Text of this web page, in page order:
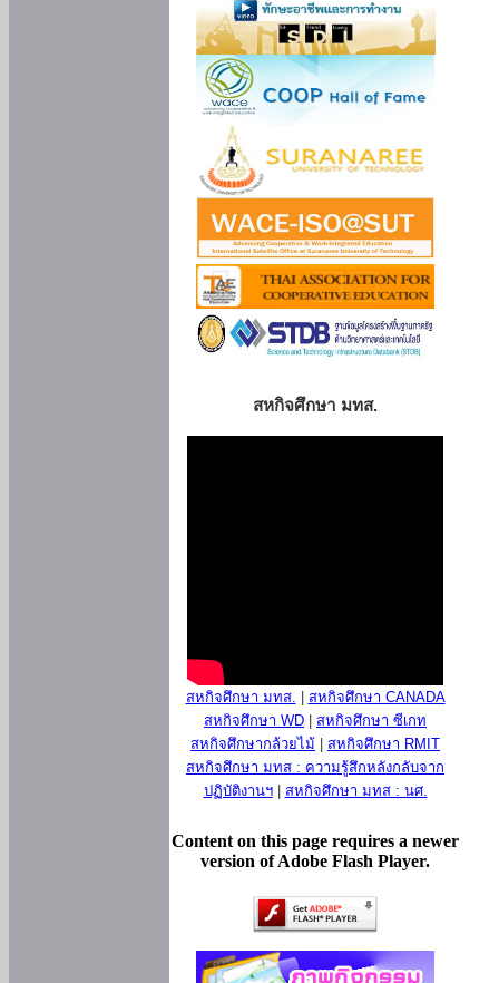
สหกิจศึกษา มทส.
สหกิจศึกษา มทส.
สหกิจศึกษา CANADA
สหกิจศึกษา WD
สหกิจศึกษา ซีเกท
สหกิจศึกษากล้วยไม้
สหกิจศึกษา RMIT
สหกิจศึกษา มทส : ความรู้สึกหลังกลับจาก
ปฏิบัติงานฯ| สหกิจศึกษา มทส : นศ.
Content on this page requires a newer
version of Adobe Flash Player.